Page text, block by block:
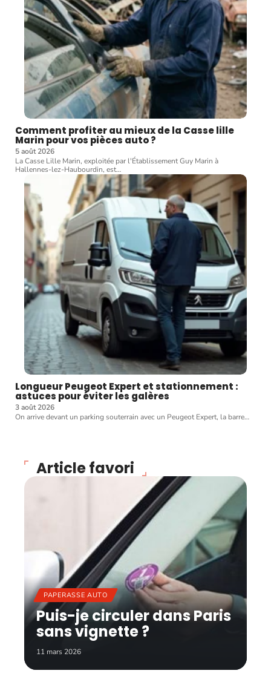
Comment profiter au mieux de la Casse lille
Marin pour vos pièces auto ?
5 août 2026
La Casse Lille Marin, exploitée par l'Établissement Guy Marin à
Hallennes-lez-Haubourdin, est…
Longueur Peugeot Expert et stationnement :
astuces pour éviter les galères
3 août 2026
On arrive devant un parking souterrain avec un Peugeot Expert, la barre…
Article favori
PAPERASSE AUTO
Puis-je circuler dans Paris
sans vignette ?
11 mars 2026